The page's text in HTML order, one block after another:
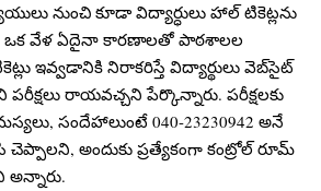
నుంచి కూడా విద్యార్ధులు హాల్‌ టికెట్లను
ఒక వేళ ఏదైనా కారణాలతో పాఠశాలల
ఇవ్వడానికి నిరాకరిస్తే విద్యార్థులు వెబ్‌సైట్‌
రాయవచ్చని పేర్కొన్నారు. పరీక్షలకు
సందేహాలుంటే 040-23230942 అనే
అందుకు ప్రత్యేకంగా కంట్రోల్ రూమ్